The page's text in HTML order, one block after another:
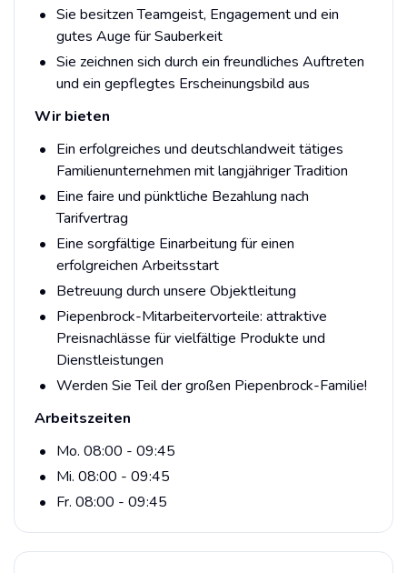
Sie besitzen Teamgeist, Engagement und ein
gutes Auge für Sauberkeit
Sie zeichnen sich durch ein freundliches Auftreten
und ein gepflegtes Erscheinungsbild aus
Wir bieten
Ein erfolgreiches und deutschlandweit tätiges
Familienunternehmen mit langjähriger Tradition
Eine faire und pünktliche Bezahlung nach
Tarifvertrag
Eine sorgfältige Einarbeitung für einen
erfolgreichen Arbeitsstart
Betreuung durch unsere Objektleitung
Piepenbrock-Mitarbeitervorteile: attraktive
Preisnachlässe für vielfältige Produkte und
Dienstleistungen
Werden Sie Teil der großen Piepenbrock-Familie!
Arbeitszeiten
Mo. 08:00 - 09:45
Mi. 08:00 - 09:45
Fr. 08:00 - 09:45